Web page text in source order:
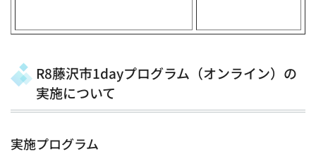
R8藤沢市1dayプログラム（オンライン）の
実施について
実施プログラム